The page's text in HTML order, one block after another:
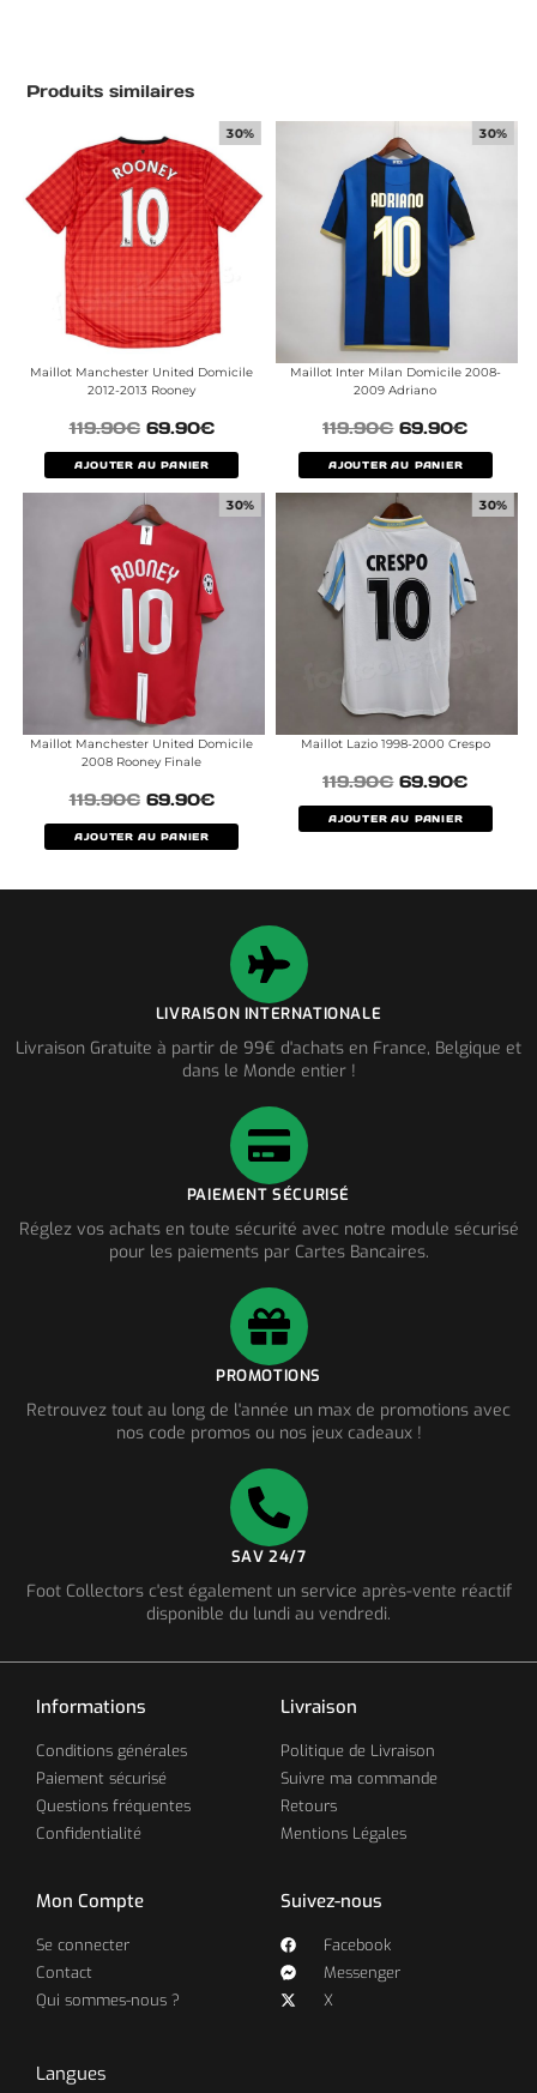
Produits similaires
30%
Maillot Manchester United Domicile
2012-2013 Rooney
119.90€ 69.90€
AJOUTER AU PANIER
30%
Maillot Inter Milan Domicile 2008-
2009 Adriano
119.90€ 69.90€
AJOUTER AU PANIER
30%
Maillot Manchester United Domicile
2008 Rooney Finale
119.90€ 69.90€
AJOUTER AU PANIER
30%
Maillot Lazio 1998-2000 Crespo
119.90€ 69.90€
AJOUTER AU PANIER
LIVRAISON INTERNATIONALE
Livraison Gratuite à partir de 99€ d'achats en France, Belgique et
dans le Monde entier !
PAIEMENT SÉCURISÉ
Réglez vos achats en toute sécurité avec notre module sécurisé
pour les paiements par Cartes Bancaires.
PROMOTIONS
Retrouvez tout au long de l'année un max de promotions avec
nos code promos ou nos jeux cadeaux !
SAV 24/7
Foot Collectors c'est également un service après-vente réactif
disponible du lundi au vendredi.
Informations
Conditions générales
Paiement sécurisé
Questions fréquentes
Confidentialité
Livraison
Politique de Livraison
Suivre ma commande
Retours
Mentions Légales
Mon Compte
Se connecter
Contact
Qui sommes-nous ?
Suivez-nous
Facebook
Messenger
X
Langues